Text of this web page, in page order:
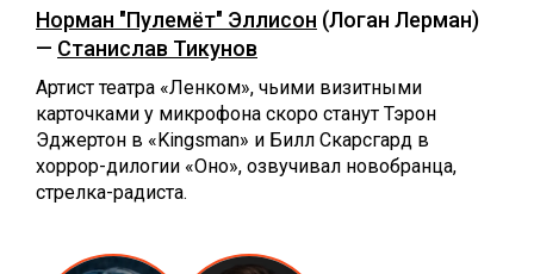
Норман "Пулемёт" Эллисон (Логан Лерман)
— Станислав Тикунов
Артист театра «Ленком», чьими визитными
карточками у микрофона скоро станут Тэрон
Эджертон в «Kingsman» и Билл Скарсгард в
хоррор-дилогии «Оно», озвучивал новобранца,
стрелка-радиста.